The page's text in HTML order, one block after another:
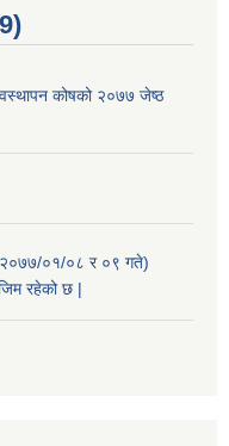
कोषको २०७७ जेष्ठ
२०७७/०१/०८ र ०९ गते)
रहेको छ |